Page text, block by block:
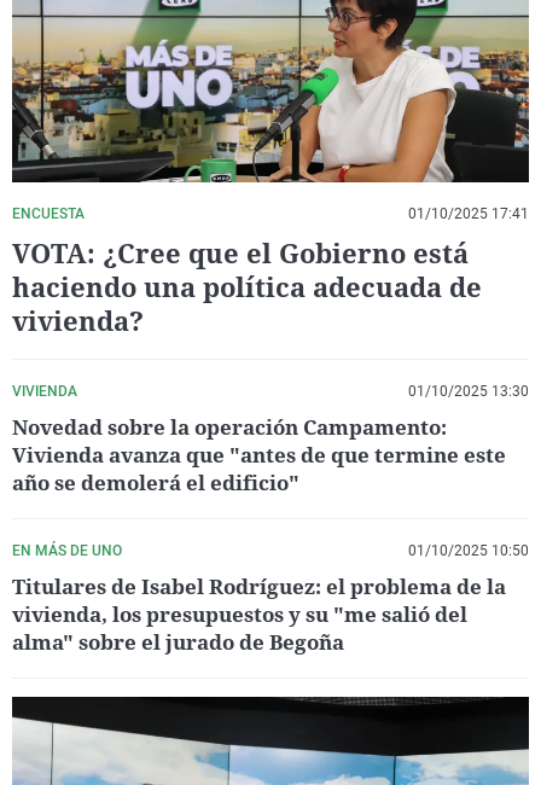
La rosa de los vientos
Gente viajera
Como el perro y el
Caso
Retornados
Equipo de
Operación Viuda
Extremadura
Galicia
La Rioja
Navarra
País Vasco
Virales
Televisión
Elecciones
ENCUESTA 01/10/2025 17:41
VOTA: ¿Cree que el Gobierno está
haciendo una política adecuada de
vivienda?
VIVIENDA 01/10/2025 13:30
Novedad sobre la operación Campamento:
Vivienda avanza que "antes de que termine este
año se demolerá el edificio"
EN MÁS DE UNO 01/10/2025 10:50
Titulares de Isabel Rodríguez: el problema de la
vivienda, los presupuestos y su "me salió del
alma" sobre el jurado de Begoña